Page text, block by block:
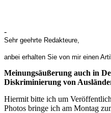
-
Sehr geehrte Redakteure,
anbei erhalten Sie von mir einen
Meinungsäußerung auch in
Diskriminierung von
Hiermit bitte ich um
Photos bringe ich am Montag